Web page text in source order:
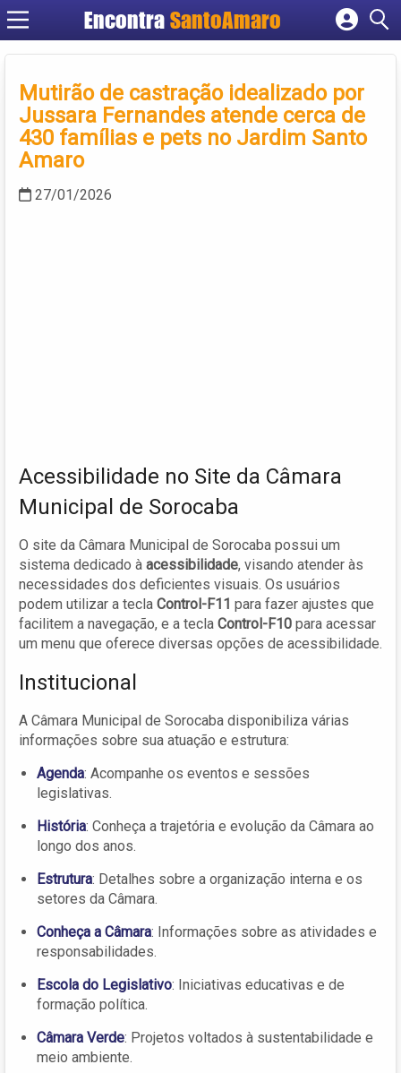
Encontra SantoAmaro
Cadastrar empresa
Criar conta
Mutirão de castração idealizado por
Jussara Fernandes atende cerca de
430 famílias e pets no Jardim Santo
Amaro
27/01/2026
Acessibilidade no Site da Câmara
Municipal de Sorocaba
O site da Câmara Municipal de Sorocaba possui um
sistema dedicado à acessibilidade, visando atender às
necessidades dos deficientes visuais. Os usuários
podem utilizar a tecla Control-F11 para fazer ajustes que
facilitem a navegação, e a tecla Control-F10 para acessar
um menu que oferece diversas opções de acessibilidade.
Institucional
A Câmara Municipal de Sorocaba disponibiliza várias
informações sobre sua atuação e estrutura:
Agenda: Acompanhe os eventos e sessões
legislativas.
História: Conheça a trajetória e evolução da Câmara ao
longo dos anos.
Estrutura: Detalhes sobre a organização interna e os
setores da Câmara.
Conheça a Câmara: Informações sobre as atividades e
responsabilidades.
Escola do Legislativo: Iniciativas educativas e de
formação política.
Câmara Verde: Projetos voltados à sustentabilidade e
meio ambiente.